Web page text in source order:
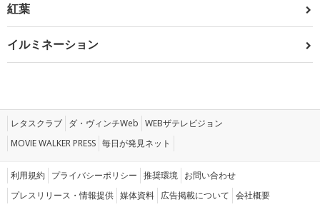
紅葉
イルミネーション
レタスクラブ ダ・ヴィンチWeb WEBザテレビジョン
MOVIE WALKER PRESS 毎日が発見ネット
利用規約 プライバシーポリシー 推奨環境 お問い合わせ
プレスリリース・情報提供 媒体資料 広告掲載について 会社概要